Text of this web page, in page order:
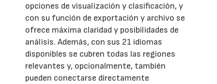
opciones de visualización y clasificación, y
con su función de exportación y archivo se
ofrece máxima claridad y posibilidades de
análisis. Además, con sus 21 idiomas
disponibles se cubren todas las regiones
relevantes y, opcionalmente, también
pueden conectarse directamente